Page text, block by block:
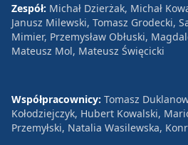
Zespół: Michał Dzierżak, Michał
Janusz Milewski, Tomasz Grodecki,
Mimier, Przemysław Obłuski,
Mateusz Mol, Mateusz Święcicki
Współpracownicy: Tomasz
Kołodziejczyk, Hubert Kowalski,
Przemyłski, Natalia Wasilewska,